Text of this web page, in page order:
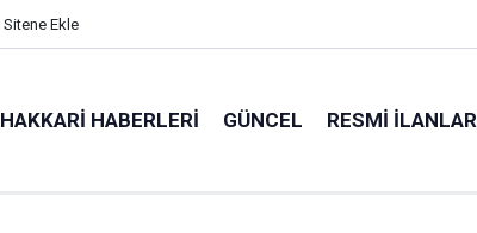
Sitene Ekle
HAKKARI HABERLERI GÜNCEL RESMI İLANLAR